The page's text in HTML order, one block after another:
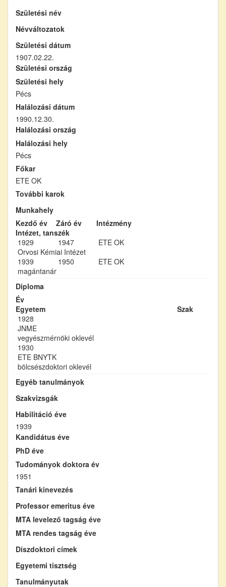
Születési név
Névváltozatok
Születési dátum
1907.02.22.
Születési ország
Születési hely
Pécs
Halálozási dátum
1990.12.30.
Halálozási ország
Halálozási hely
Pécs
Főkar
ETE OK
További karok
Munkahely
Kezdő év
Záró év
Intézmény
Intézet, tanszék
1929
1947
ETE OK
Orvosi Kémiai Intézet
1939
1950
ETE OK
magántanár
Diploma
Év
Egyetem
Szak
1928
JNME
vegyészmérnöki oklevél
1930
ETE BNYTK
bölcsészdoktori oklevél
Egyéb tanulmányok
Szakvizsgák
Habilitáció éve
1939
Kandidátus éve
PhD éve
Tudományok doktora év
1951
Tanári kinevezés
Professor emeritus éve
MTA levelező tagság éve
MTA rendes tagság éve
Díszdoktori címek
Egyetemi tisztség
Tanulmányutak